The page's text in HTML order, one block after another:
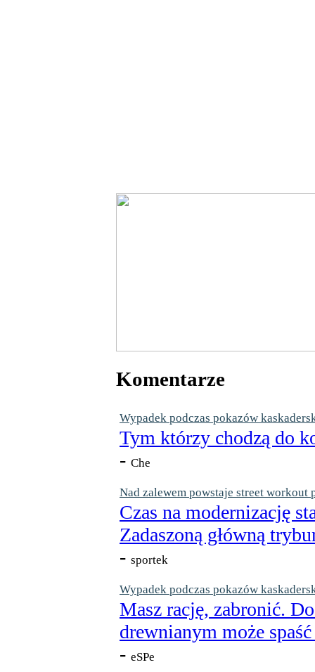
Komentarze
Wypadek podczas pokazów
Tym którzy chodzą do
- Che
Nad zalewem powstaje street workout
Czas na modernizację
Zadaszoną główną
- sportek
Wypadek podczas pokazów
Masz rację, zabronić.
drewnianym może
- eSPe